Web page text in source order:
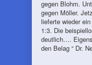
gegen Blohm.
gegen Möller.
lieferte wieder
1:3. Die
deutlich….
den Belag “ Dr.